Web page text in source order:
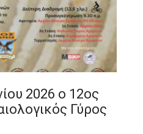
2026 ο 12ος
Γύρος